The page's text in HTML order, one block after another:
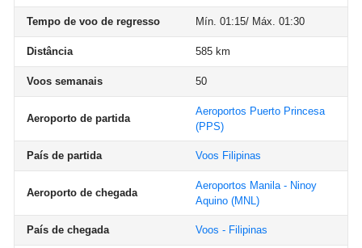
Tempo de voo de regresso Mín. 01:15/ Máx. 01:30
Distância 585 km
Voos semanais 50
Aeroporto de partida
Aeroportos Puerto Princesa
(PPS)
País de partida Voos Filipinas
Aeroporto de chegada
Aeroportos Manila - Ninoy
Aquino (MNL)
País de chegada Voos - Filipinas